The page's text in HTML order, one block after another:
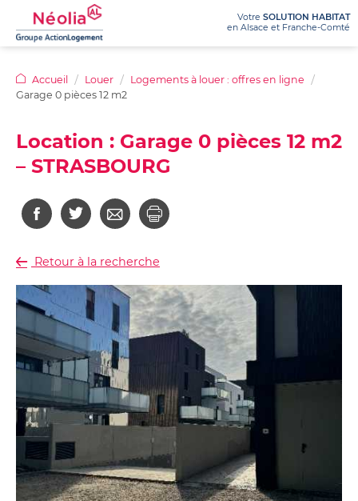
Votre SOLUTION HABITAT
en Alsace et Franche-Comté
sommes-
nous
?
activités
/
Chiffres
clés
/
Rapports
d’activité
agences
d’offres
Dossiers
presse
LOUER
Logements
à
:
offres
ligne
Logements
adaptés
pour
seniors
Studios,
appartements
étudiants
Garage
ou
place
de
parking
Ma
demande
logement
100%
ligne
Nos
avantages
location
Questions
sur
ma
location
Néolia
ACHETER
votre
appartement
immobiliers
neufs
Achetez
votre
terrain
Achetez
votre
garage
ou
place
de
parking
prêt
social
accession
Questions
sur
mon
achat
Néolia
Accueil Louer
Logements à louer : offres en ligne
Garage 0 pièces 12 m2
Location : Garage 0 pièces 12 m2
– STRASBOURG
Retour à la recherche